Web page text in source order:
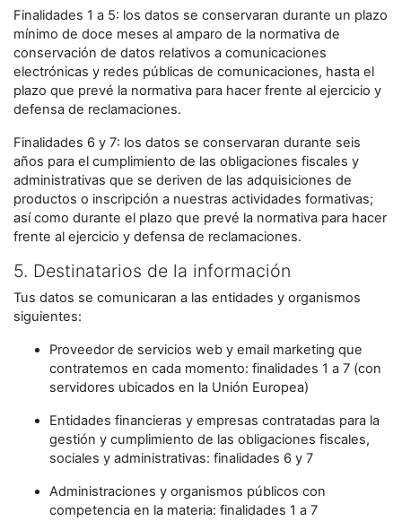
Finalidades 1 a 5: los datos se conservaran durante un plazo
mínimo de doce meses al amparo de la normativa de
conservación de datos relativos a comunicaciones
electrónicas y redes públicas de comunicaciones, hasta el
plazo que prevé la normativa para hacer frente al ejercicio y
defensa de reclamaciones.
Finalidades 6 y 7: los datos se conservaran durante seis
años para el cumplimiento de las obligaciones fiscales y
administrativas que se deriven de las adquisiciones de
productos o inscripción a nuestras actividades formativas;
así como durante el plazo que prevé la normativa para hacer
frente al ejercicio y defensa de reclamaciones.
5. Destinatarios de la información
Tus datos se comunicaran a las entidades y organismos
siguientes:
Proveedor de servicios web y email marketing que
contratemos en cada momento: finalidades 1 a 7 (con
servidores ubicados en la Unión Europea)
Entidades financieras y empresas contratadas para la
gestión y cumplimiento de las obligaciones fiscales,
sociales y administrativas: finalidades 6 y 7
Administraciones y organismos públicos con
competencia en la materia: finalidades 1 a 7